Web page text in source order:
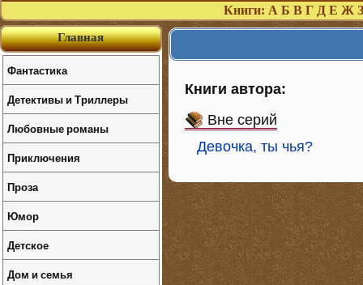
Книги: А Б В Г Д Е Ж З
Книги автора:
Вне серий
Девочка, ты чья?
Главная
Фантастика
Детективы и Триллеры
Любовные романы
Приключения
Проза
Юмор
Детское
Дом и семья